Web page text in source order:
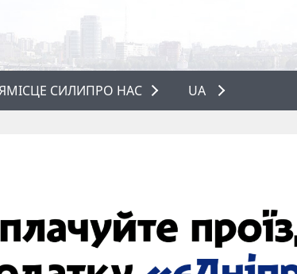
МІСЦЕ СИЛИПРО НАС
ПРО НАС
UA